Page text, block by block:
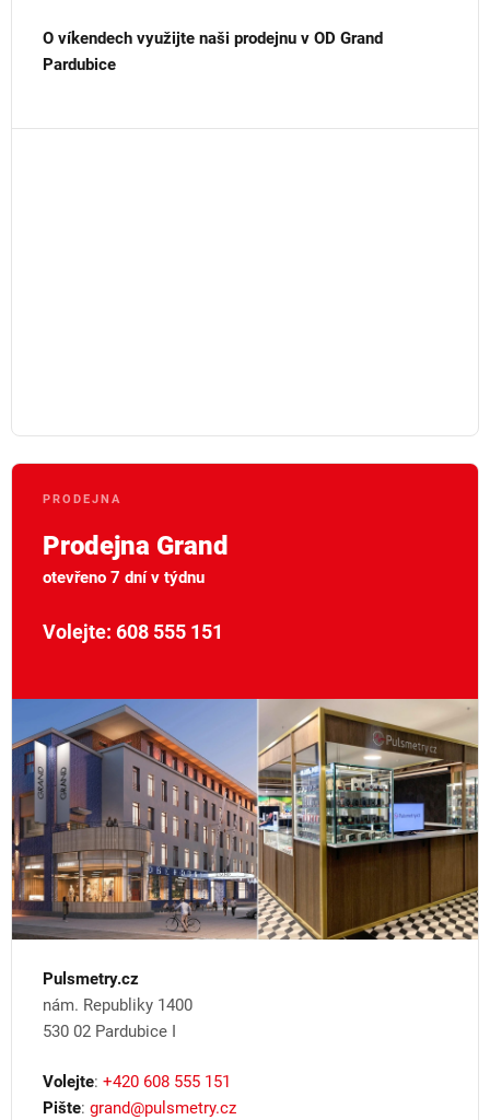
O víkendech využijte naši prodejnu v OD Grand
Pardubice
PRODEJNA
Prodejna Grand
otevřeno 7 dní v týdnu
Volejte: 608 555 151
Pulsmetry.cz
nám. Republiky 1400
530 02 Pardubice I
Volejte: +420 608 555 151
Pište: grand@pulsmetry.cz